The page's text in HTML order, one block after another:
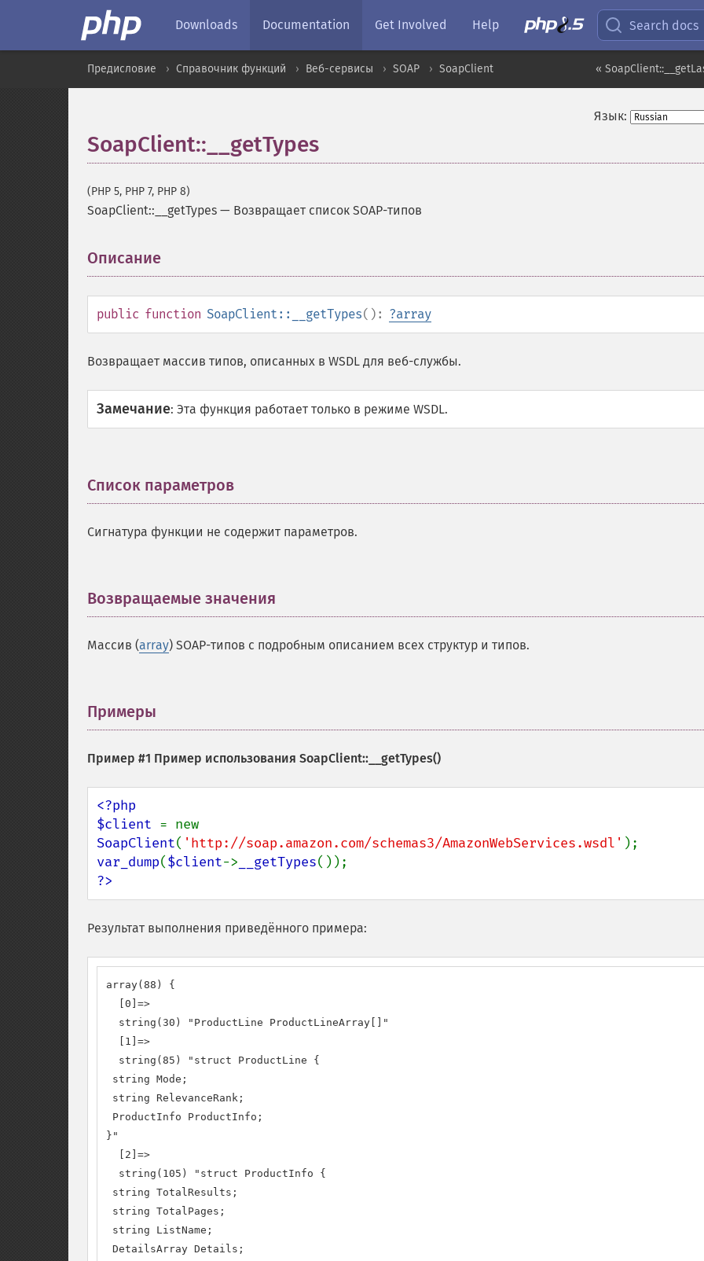
Downloads Documentation Get Involved Help Search docs
«
Предисловие Справочник функций Веб-сервисы SOAP SoapClient
Язык:
SoapClient::__getTypes
(PHP 5, PHP 7, PHP 8)
SoapClient::__getTypes — Возвращает список SOAP-типов
Описание
public function SoapClient::__getTypes(): ?array
Возвращает массив типов, описанных в WSDL для веб-службы.
Замечание: Эта функция работает только в режиме WSDL.
Список параметров
Сигнатура функции не содержит параметров.
Возвращаемые значения
Массив (array) SOAP-типов с подробным описанием всех структур и типов.
Примеры
Пример #1 Пример использования SoapClient::__getTypes()
<?php
$client
SoapClient( 'http://soap.amazon.com/schemas3/AmazonWebServices.wsdl'
var_dump($client-> __getTypes
?>
Результат выполнения приведённого примера:
array(88) {
  [0]=>
  string(30) "ProductLine ProductLineArray[]"
  [1]=>
  string(85) "struct ProductLine {
string Mode;
string RelevanceRank;
ProductInfo ProductInfo;
}"
  [2]=>
  string(105) "struct ProductInfo {
string TotalResults;
string TotalPages;
string ListName;
DetailsArray Details;